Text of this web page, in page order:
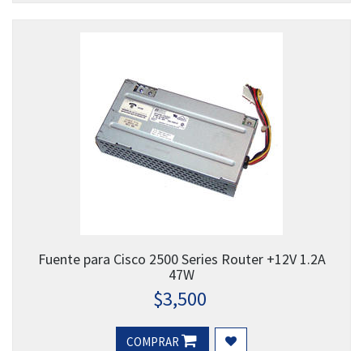
Fuente para Cisco 2500 Series Router +12V 1.2A
47W
$3,500
COMPRAR